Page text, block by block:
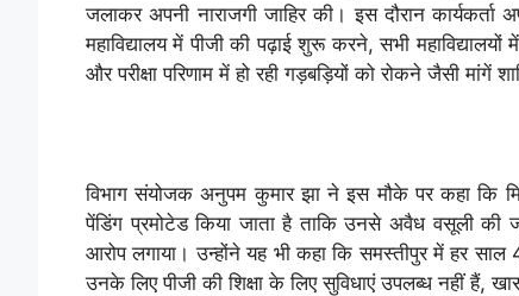
जलाकर अपनी नाराजगी जाहिर की। इस दौरान
महाविद्यालय में पीजी की पढ़ाई शुरू करने, सभी
और परीक्षा परिणाम में हो रही गड़बड़ियों को रोकने जैसी मांगें
विभाग संयोजक अनुपम कुमार झा ने इस मौके पर कहा कि
पेंडिंग प्रमोटेड किया जाता है ताकि उनसे अवैध वसूली की
आरोप लगाया। उन्होंने यह भी कहा कि समस्तीपुर में हर
उनके लिए पीजी की शिक्षा के लिए सुविधाएं उपलब्ध नहीं हैं,